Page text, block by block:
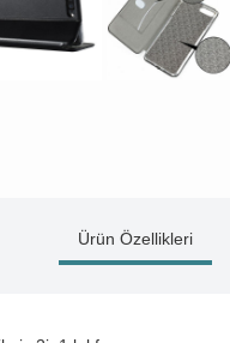
Ürün Özellikleri